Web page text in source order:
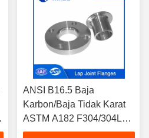
ANSI B16.5 Baja
Karbon/Baja Tidak Karat
ASTM A182 F304/304L
F316/316L Lap Joint